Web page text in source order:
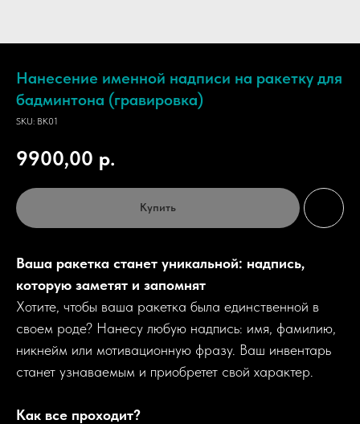
Нанесение именной надписи на ракетку для
бадминтона (гравировка)
SKU: BK01
9900,00 р.
Купить
Ваша ракетка станет уникальной: надпись,
которую заметят и запомнят
Хотите, чтобы ваша ракетка была единственной в
своем роде? Нанесу любую надпись: имя, фамилию,
никнейм или мотивационную фразу. Ваш инвентарь
станет узнаваемым и приобретет свой характер.
Как все проходит?